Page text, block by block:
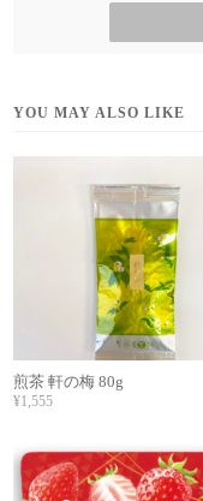
YOU MAY ALSO LIKE
煎茶 軒の梅 80g
¥1,555